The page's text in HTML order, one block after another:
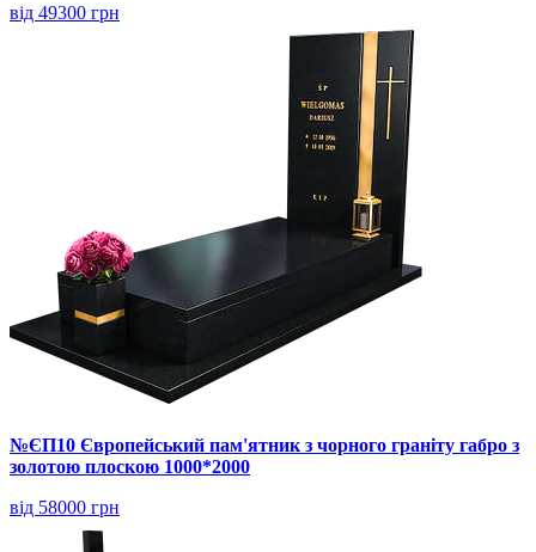
від 49300 грн
№ЄП10 Європейський пам'ятник з чорного граніту габро з
золотою плоскою 1000*2000
від 58000 грн